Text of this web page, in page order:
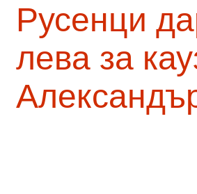
Русенци
лева за